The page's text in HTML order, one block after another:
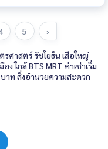
5 ›
รศาสตร์ รัชโยธิน เสือใหญ่
ง ใกล้ BTS MRT ค่าเช่าเริ่ม
าท สิ่งอำนวยความสะดวก